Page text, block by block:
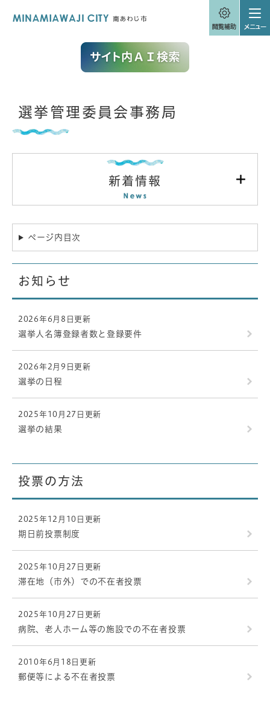
文選挙管理委員会事務局
新着情報
ページ内目次
お知らせ
2026年6月8日更新
選挙人名簿登録者数と登録要件
2026年2月9日更新
選挙の日程
2025年10月27日更新
選挙の結果
投票の方法
2025年12月10日更新
期日前投票制度
2025年10月27日更新
滞在地（市外）での不在者投票
2025年10月27日更新
病院、老人ホーム等の施設での不在者投票
2010年6月18日更新
郵便等による不在者投票